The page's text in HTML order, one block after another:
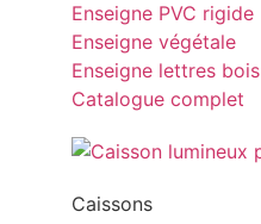
Enseigne PVC rigide
Enseigne végétale
Enseigne lettres bois
Catalogue complet
Caissons